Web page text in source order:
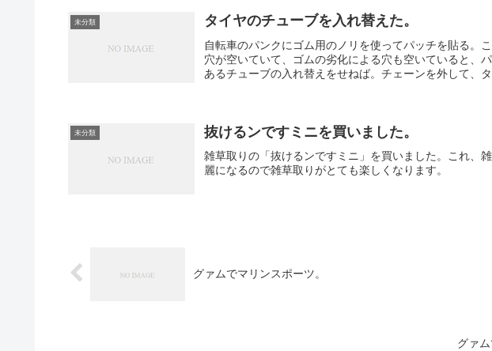
未分類 タイヤのチューブを入れ替えた。
自転車のパンクにゴム用のノリを使ってパッチを貼る。
穴が空いていて、ゴムの劣化による穴も空いていると、
あるチューブの入れ替えをせねば。チェーンを外して、
未分類 抜けるンですミニを買いました。
雑草取りの「抜けるンですミニ」を買いました。これ、
麗になるので雑草取りがとても楽しくなります。
グァムでマリンスポーツ。
グァム